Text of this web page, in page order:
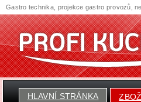
HLAVNÍ STRÁNKA
Gastro technika, projekce gastro provozů,